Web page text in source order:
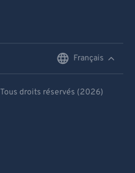
Français
Tous droits réservés (2026)